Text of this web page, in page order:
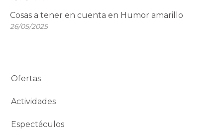
Cosas a tener en cuenta en Humor amarillo
26/05/2025
Ofertas
Actividades
Espectáculos